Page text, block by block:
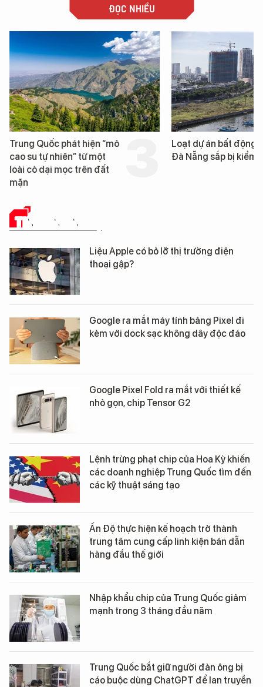
ĐỌC NHIỀU
Trung Quốc phát hiện “mỏ
cao su tự nhiên” từ một
loài cỏ dại mọc trên đất
mặn
Loạt dự án bất động
Đà Nẵng sắp bị kiểm
TIN CÔNG NGHỆ
Liệu Apple có bỏ lỡ thị trường điện
thoại gập?
Google ra mắt máy tính bảng Pixel đi
kèm với dock sạc không dây độc đáo
Google Pixel Fold ra mắt với thiết kế
nhỏ gọn, chip Tensor G2
Lệnh trừng phạt chip của Hoa Kỳ khiến
các doanh nghiệp Trung Quốc tìm đến
các kỹ thuật sáng tạo
Ấn Độ thực hiện kế hoạch trở thành
trung tâm cung cấp linh kiện bán dẫn
hàng đầu thế giới
Nhập khẩu chip của Trung Quốc giảm
mạnh trong 3 tháng đầu năm
Trung Quốc bắt giữ người đàn ông bị
cáo buộc dùng ChatGPT để lan truyền